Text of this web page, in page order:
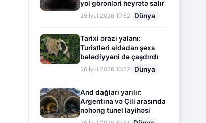
yol görənləri heyrətə salır
26.İyul.2026 10:52 Dünya
Tarixi ərazi yalanı:
Turistləri aldadan şəxs
bələdiyyəni də çaşdırdı
26.İyul.2026 10:52 Dünya
And dağları yarılır:
Argentina və Çili arasında
nəhəng tunel layihəsi